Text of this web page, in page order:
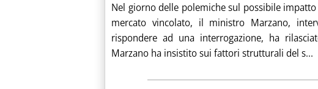
Nel giorno delle polemiche sul possibile
mercato vincolato, il ministro Marzano,
rispondere ad una interrogazione, ha
Marzano ha insistito sui fattori strutturali del s...